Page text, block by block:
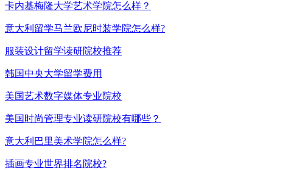
卡内基梅隆大学艺术学院怎么样？
意大利留学马兰欧尼时装学院怎么样?
服装设计留学读研院校推荐
韩国中央大学留学费用
美国艺术数字媒体专业院校
美国时尚管理专业读研院校有哪些？
意大利巴里美术学院怎么样?
插画专业世界排名院校?